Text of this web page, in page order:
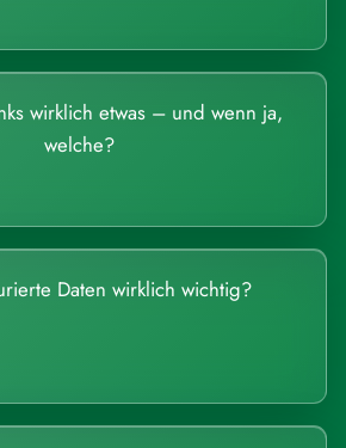
wirklich etwas – und wenn ja,
welche?
Daten wirklich wichtig?